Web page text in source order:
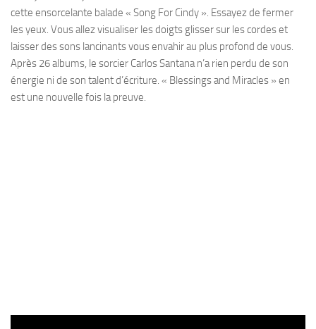
cette ensorcelante balade « Song For Cindy ». Essayez de fermer
les yeux. Vous allez visualiser les doigts glisser sur les cordes et
laisser des sons lancinants vous envahir au plus profond de vous.
Après 26 albums, le sorcier Carlos Santana n’a rien perdu de son
énergie ni de son talent d’écriture. « Blessings and Miracles » en
est une nouvelle fois la preuve.